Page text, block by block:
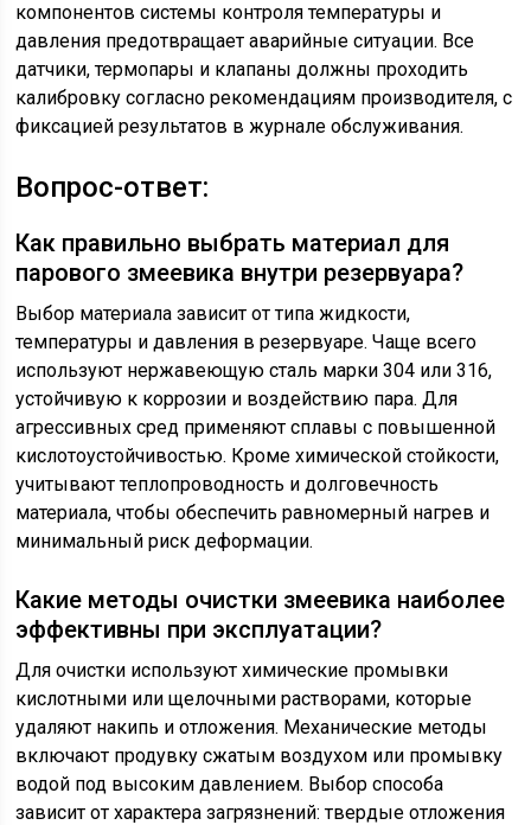
компонентов системы контроля температуры и
давления предотвращает аварийные ситуации. Все
датчики, термопары и клапаны должны проходить
калибровку согласно рекомендациям производителя, с
фиксацией результатов в журнале обслуживания.
Вопрос-ответ:
Как правильно выбрать материал для
парового змеевика внутри резервуара?
Выбор материала зависит от типа жидкости,
температуры и давления в резервуаре. Чаще всего
используют нержавеющую сталь марки 304 или 316,
устойчивую к коррозии и воздействию пара. Для
агрессивных сред применяют сплавы с повышенной
кислотоустойчивостью. Кроме химической стойкости,
учитывают теплопроводность и долговечность
материала, чтобы обеспечить равномерный нагрев и
минимальный риск деформации.
Какие методы очистки змеевика наиболее
эффективны при эксплуатации?
Для очистки используют химические промывки
кислотными или щелочными растворами, которые
удаляют накипь и отложения. Механические методы
включают продувку сжатым воздухом или промывку
водой под высоким давлением. Выбор способа
зависит от характера загрязнений: твердые отложения